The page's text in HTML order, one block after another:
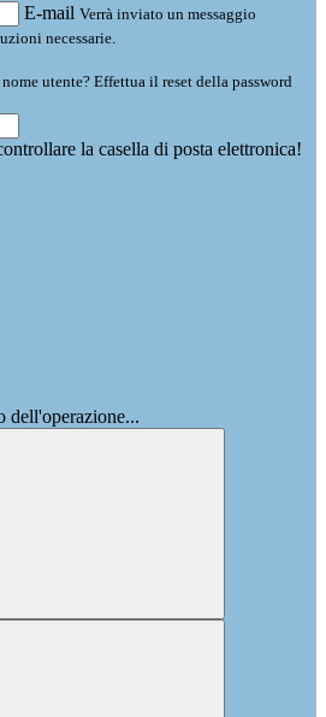
E-mail Verrà inviato un messaggio
necessarie.
utente? Effettua il reset della password
la casella di posta elettronica!
dell'operazione...